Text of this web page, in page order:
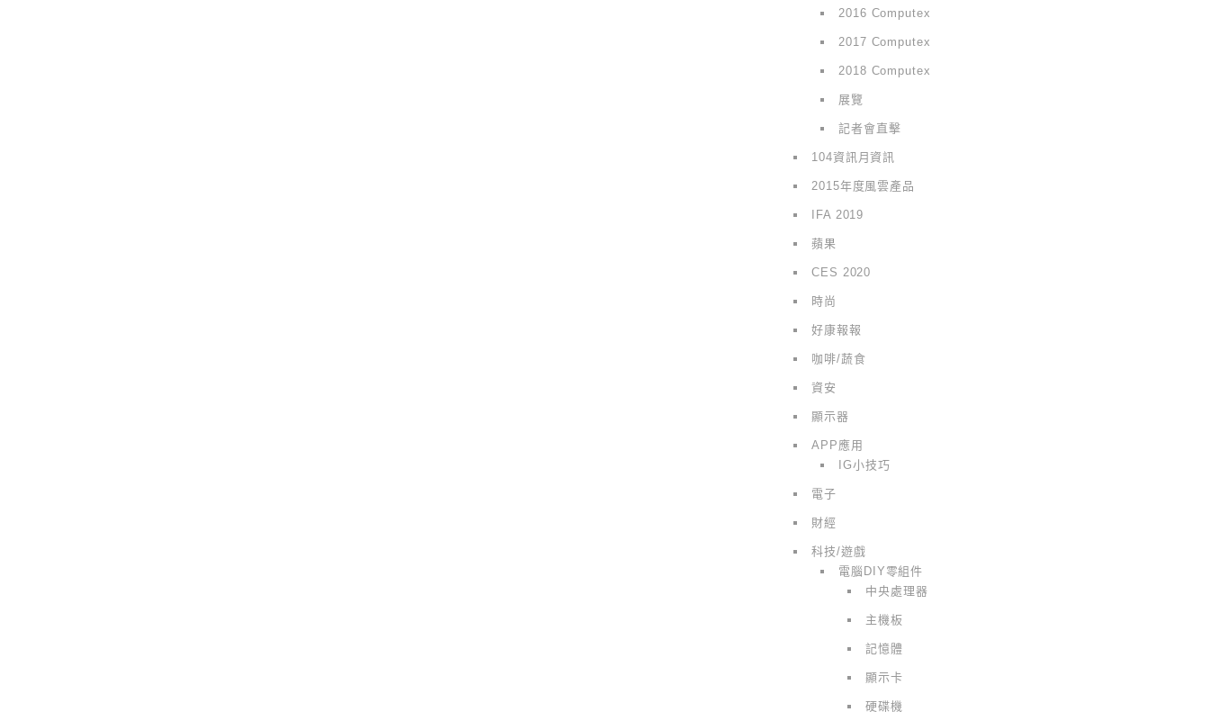
2016 Computex
2017 Computex
2018 Computex
展覽
記者會直擊
104資訊月資訊
2015年度風雲產品
IFA 2019
蘋果
CES 2020
時尚
好康報報
咖啡/蔬食
資安
顯示器
APP應用
IG小技巧
電子
財經
科技/遊戲
電腦DIY零組件
中央處理器
主機板
記憶體
顯示卡
硬碟機